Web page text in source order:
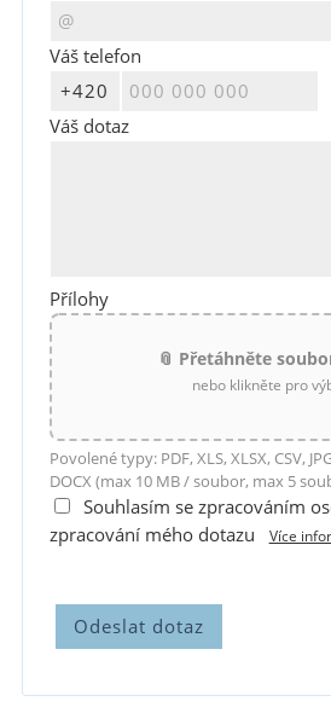
Váš telefon
Váš dotaz
Přílohy
📎 Přetáhněte
nebo klikněte pro
Povolené typy: PDF, XLS, XLSX, CSV,
DOCX (max 10 MB / soubor, max 5
Souhlasím se zpracováním
zpracování mého dotazu
Více